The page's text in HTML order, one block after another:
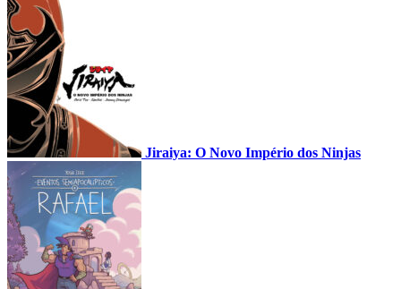
Jiraiya: O Novo Império dos Ninjas